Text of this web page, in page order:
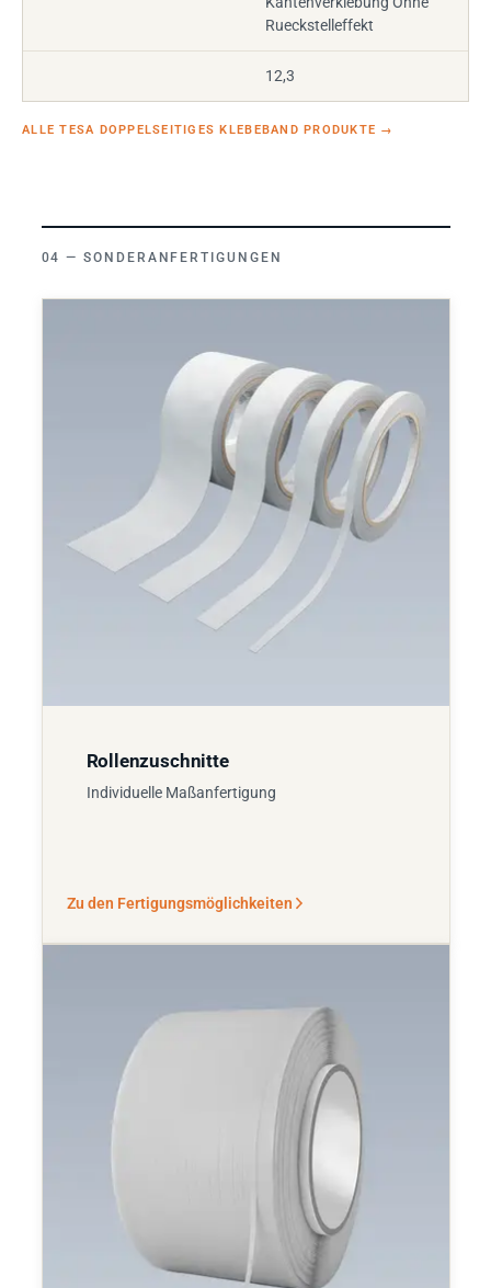
Rueckstelleffekt
12,3
ALLE TESA DOPPELSEITIGES KLEBEBAND PRODUKTE →
SONDERANFERTIGUNGEN
Rollenzuschnitte
Individuelle Maßanfertigung
Zu den Fertigungsmöglichkeiten